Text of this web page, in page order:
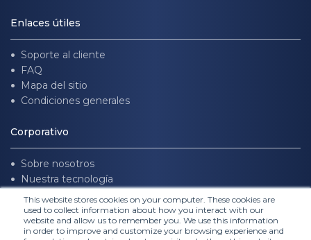
This website stores cookies on your computer. These cookies are
used to collect information about how you interact with our
website and allow us to remember you. We use this information
in order to improve and customize your browsing experience and
Enlaces útiles
Soporte al cliente
FAQ
Mapa del sitio
Condiciones generales
Corporativo
Sobre nosotros
Nuestra tecnología
Únete a nosotros
Síguenos